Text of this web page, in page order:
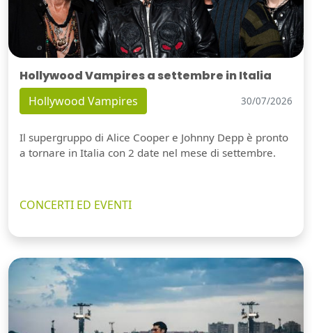
Hollywood Vampires a settembre in Italia
Hollywood Vampires 30/07/2026
Il supergruppo di Alice Cooper e Johnny Depp è pronto
a tornare in Italia con 2 date nel mese di settembre.
CONCERTI ED EVENTI